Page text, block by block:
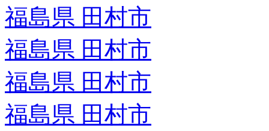
福島県 田村市
福島県 田村市
福島県 田村市
福島県 田村市